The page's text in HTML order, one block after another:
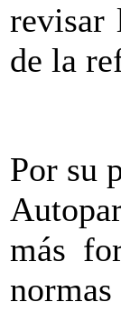
revisar
de la
Por su
más